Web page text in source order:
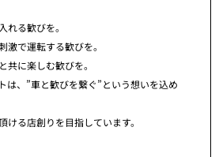
れる歓びを。
激で運転する歓びを。
共に楽しむ歓びを。
は、”車と歓びを繋ぐ”という想いを込め
ける店創りを目指しています。